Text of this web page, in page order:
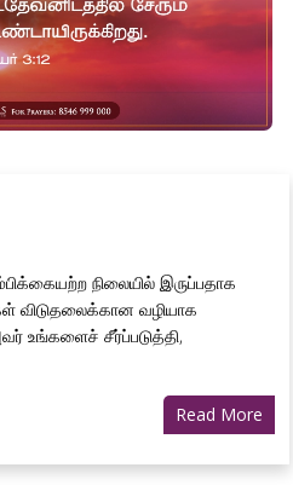
நிலையில் இருப்பதாக
விடுதலைக்கான வழியாக
உங்களைச் சீர்ப்படுத்தி,
Read More